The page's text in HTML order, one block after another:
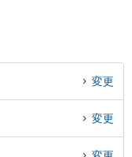
変更
変更